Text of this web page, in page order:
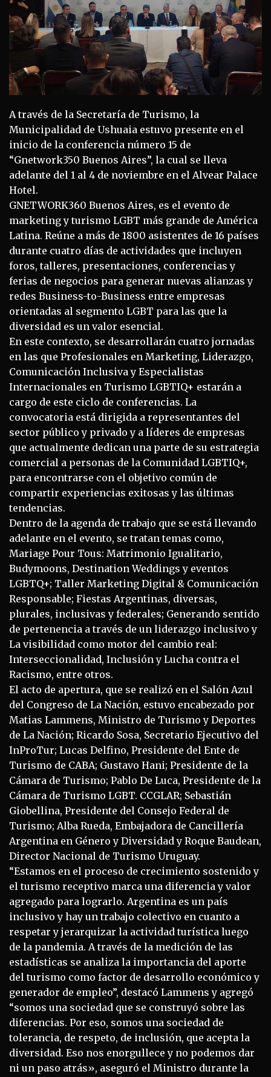
A través de la Secretaría de Turismo, la
Municipalidad de Ushuaia estuvo presente en el
inicio de la conferencia número 15 de
“Gnetwork350 Buenos Aires”, la cual se lleva
adelante del 1 al 4 de noviembre en el Alvear Palace
Hotel.
GNETWORK360 Buenos Aires, es el evento de
marketing y turismo LGBT más grande de América
Latina. Reúne a más de 1800 asistentes de 16 países
durante cuatro días de actividades que incluyen
foros, talleres, presentaciones, conferencias y
ferias de negocios para generar nuevas alianzas y
redes Business-to-Business entre empresas
orientadas al segmento LGBT para las que la
diversidad es un valor esencial.
En este contexto, se desarrollarán cuatro jornadas
en las que Profesionales en Marketing, Liderazgo,
Comunicación Inclusiva y Especialistas
Internacionales en Turismo LGBTIQ+ estarán a
cargo de este ciclo de conferencias. La
convocatoria está dirigida a representantes del
sector público y privado y a líderes de empresas
que actualmente dedican una parte de su estrategia
comercial a personas de la Comunidad LGBTIQ+,
para encontrarse con el objetivo común de
compartir experiencias exitosas y las últimas
tendencias.
Dentro de la agenda de trabajo que se está llevando
adelante en el evento, se tratan temas como,
Mariage Pour Tous: Matrimonio Igualitario,
Budymoons, Destination Weddings y eventos
LGBTQ+; Taller Marketing Digital & Comunicación
Responsable; Fiestas Argentinas, diversas,
plurales, inclusivas y federales; Generando sentido
de pertenencia a través de un liderazgo inclusivo y
La visibilidad como motor del cambio real:
Interseccionalidad, Inclusión y Lucha contra el
Racismo, entre otros.
El acto de apertura, que se realizó en el Salón Azul
del Congreso de La Nación, estuvo encabezado por
Matias Lammens, Ministro de Turismo y Deportes
de La Nación; Ricardo Sosa, Secretario Ejecutivo del
InProTur; Lucas Delfino, Presidente del Ente de
Turismo de CABA; Gustavo Hani; Presidente de la
Cámara de Turismo; Pablo De Luca, Presidente de la
Cámara de Turismo LGBT. CCGLAR; Sebastián
Giobellina, Presidente del Consejo Federal de
Turismo; Alba Rueda, Embajadora de Cancillería
Argentina en Género y Diversidad y Roque Baudean,
Director Nacional de Turismo Uruguay.
“Estamos en el proceso de crecimiento sostenido y
el turismo receptivo marca una diferencia y valor
agregado para lograrlo. Argentina es un país
inclusivo y hay un trabajo colectivo en cuanto a
respetar y jerarquizar la actividad turística luego
de la pandemia. A través de la medición de las
estadísticas se analiza la importancia del aporte
del turismo como factor de desarrollo económico y
generador de empleo”, destacó Lammens y agregó
“somos una sociedad que se construyó sobre las
diferencias. Por eso, somos una sociedad de
tolerancia, de respeto, de inclusión, que acepta la
diversidad. Eso nos enorgullece y no podemos dar
ni un paso atrás», aseguró el Ministro durante la